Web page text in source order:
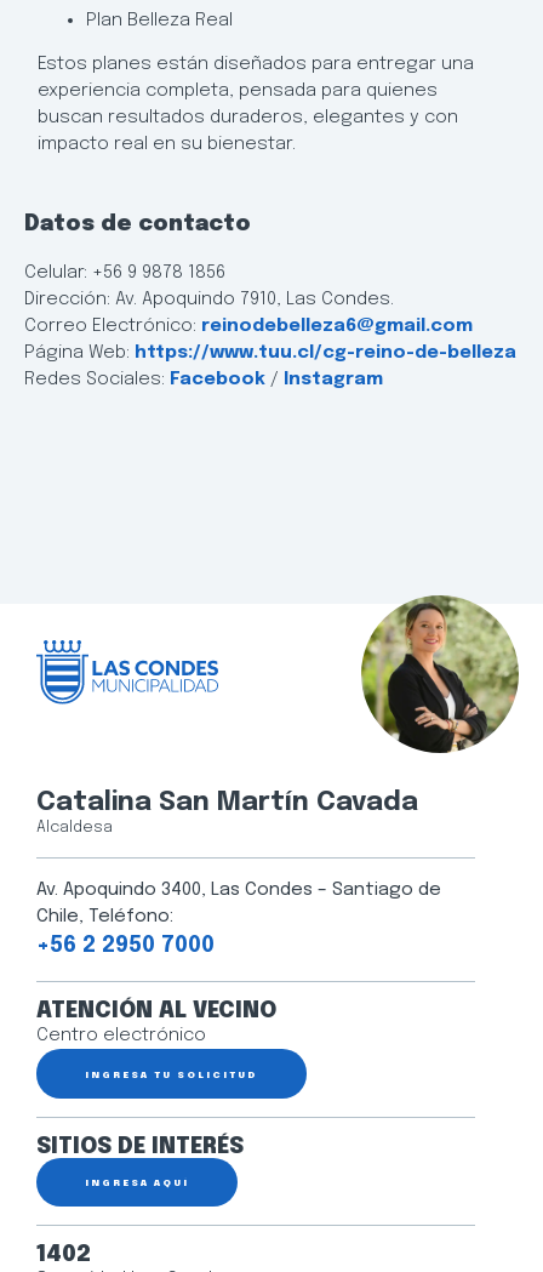
Plan Belleza Real
Estos planes están diseñados para entregar una
experiencia completa, pensada para quienes
buscan resultados duraderos, elegantes y con
impacto real en su bienestar.
Datos de contacto
Celular: +56 9 9878 1856
Dirección: Av. Apoquindo 7910, Las Condes.
Correo Electrónico: reinodebelleza6@gmail.com
Página Web: https://www.tuu.cl/cg-reino-de-belleza
Redes Sociales: Facebook / Instagram
Catalina San Martín Cavada
Alcaldesa
Av. Apoquindo 3400, Las Condes – Santiago de
Chile, Teléfono:
+56 2 2950 7000
ATENCIÓN AL VECINO
Centro electrónico
INGRESA TU SOLICITUD
SITIOS DE INTERÉS
INGRESA AQUÍ
1402